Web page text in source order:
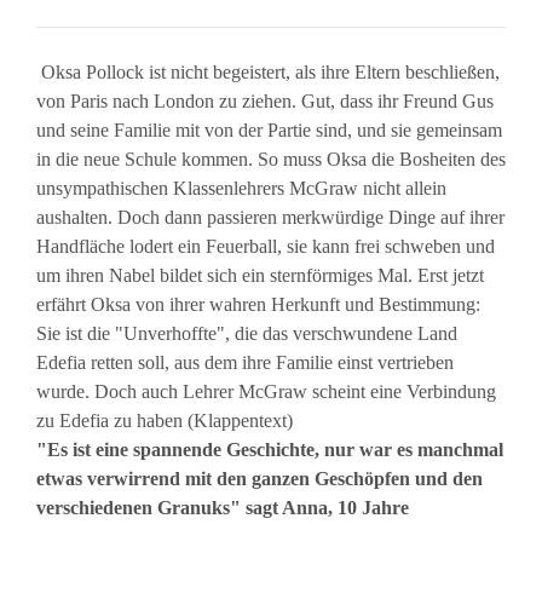
Oksa Pollock ist nicht begeistert, als ihre Eltern beschließen,
von Paris nach London zu ziehen. Gut, dass ihr Freund Gus
und seine Familie mit von der Partie sind, und sie gemeinsam
in die neue Schule kommen. So muss Oksa die Bosheiten des
unsympathischen Klassenlehrers McGraw nicht allein
aushalten. Doch dann passieren merkwürdige Dinge auf ihrer
Handfläche lodert ein Feuerball, sie kann frei schweben und
um ihren Nabel bildet sich ein sternförmiges Mal. Erst jetzt
erfährt Oksa von ihrer wahren Herkunft und Bestimmung:
Sie ist die "Unverhoffte", die das verschwundene Land
Edefia retten soll, aus dem ihre Familie einst vertrieben
wurde. Doch auch Lehrer McGraw scheint eine Verbindung
zu Edefia zu haben (Klappentext)
"Es ist eine spannende Geschichte, nur war es manchmal
etwas verwirrend mit den ganzen Geschöpfen und den
verschiedenen Granuks" sagt Anna, 10 Jahre